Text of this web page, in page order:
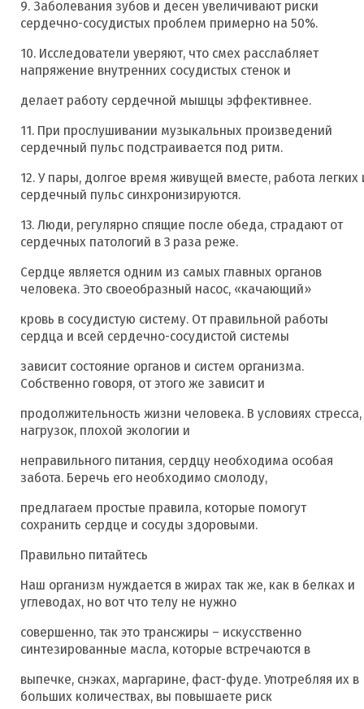
9. Заболевания зубов и десен увеличивают риски
сердечно-сосудистых проблем примерно на 50%.
10. Исследователи уверяют, что смех расслабляет
напряжение внутренних сосудистых стенок и
делает работу сердечной мышцы эффективнее.
11. При прослушивании музыкальных произведений
сердечный пульс подстраивается под ритм.
12. У пары, долгое время живущей вместе, работа легких
сердечный пульс синхронизируются.
13. Люди, регулярно спящие после обеда, страдают от
сердечных патологий в 3 раза реже.
Сердце является одним из самых главных органов
человека. Это своеобразный насос, «качающий»
кровь в сосудистую систему. От правильной работы
сердца и всей сердечно-сосудистой системы
зависит состояние органов и систем организма.
Собственно говоря, от этого же зависит и
продолжительность жизни человека. В условиях стресса,
нагрузок, плохой экологии и
неправильного питания, сердцу необходима особая
забота. Беречь его необходимо смолоду,
предлагаем простые правила, которые помогут
сохранить сердце и сосуды здоровыми.
Правильно питайтесь
Наш организм нуждается в жирах так же, как в белках и
углеводах, но вот что телу не нужно
совершенно, так это трансжиры – искусственно
синтезированные масла, которые встречаются в
выпечке, снэках, маргарине, фаст-фуде. Употребляя их в
больших количествах, вы повышаете риск